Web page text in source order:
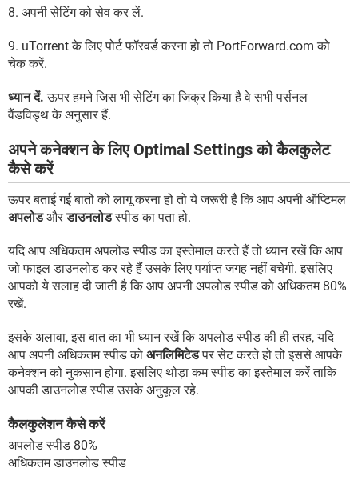
8. अपनी सेटिंग को सेव कर लें.
9. uTorrent के लिए पोर्ट फॉरवर्ड करना हो तो PortForward.com को
चेक करें.
ध्यान दें. ऊपर हमने जिस भी सेटिंग का जिक्र किया है वे सभी पर्सनल
वैंडविड्थ के अनुसार हैं.
अपने कनेक्शन के लिए Optimal Settings को कैलकुलेट
कैसे करें
ऊपर बताई गई बातों को लागू करना हो तो ये जरूरी है कि आप अपनी ऑप्टिमल
अपलोडऔरडाउनलोडस्पीड का पता हो.
यदि आप अधिकतम अपलोड स्पीड का इस्तेमाल करते हैं तो ध्यान रखें कि आप
जो फाइल डाउनलोड कर रहे हैं उसके लिए पर्याप्त जगह नहीं बचेगी. इसलिए
आपको ये सलाह दी जाती है कि आप अपनी अपलोड स्पीड को अधिकतम 80%
रखें.
इसके अलावा, इस बात का भी ध्यान रखें कि अपलोड स्पीड की ही तरह, यदि
आप अपनी अधिकतम स्पीड को अनलिमिटेडपर सेट करते हो तो इससे आपके
कनेक्शन को नुकसान होगा. इसलिए थोड़ा कम स्पीड का इस्तेमाल करें ताकि
आपकी डाउनलोड स्पीड उसके अनुकूल रहे.
कैलकुलेशन कैसे करें
अपलोड स्पीड 80%
अधिकतम डाउनलोड स्पीड